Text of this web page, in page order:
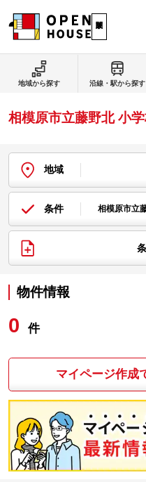
相模原市立藤野北 小
地域
条件 相模原市立
物件情報
0 件
マイページ作成
地域から探す 沿線・駅から探す